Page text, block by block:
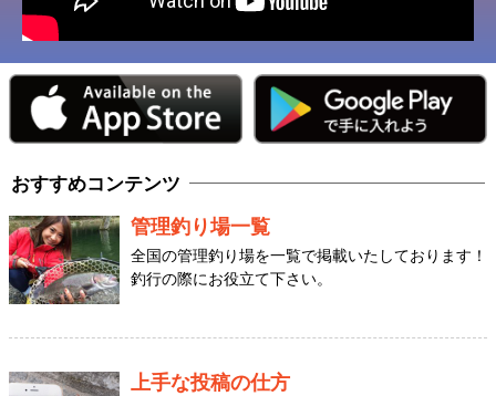
おすすめコンテンツ
管理釣り場一覧
全国の管理釣り場を一覧で掲載いたしております！
釣行の際にお役立て下さい。
上手な投稿の仕方